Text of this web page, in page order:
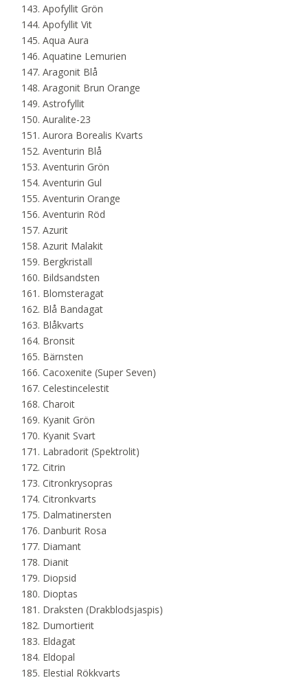
Apofyllit Grön
Apofyllit Vit
Aqua Aura
Aquatine Lemurien
Aragonit Blå
Aragonit Brun Orange
Astrofyllit
Auralite-23
Aurora Borealis Kvarts
Aventurin Blå
Aventurin Grön
Aventurin Gul
Aventurin Orange
Aventurin Röd
Azurit
Azurit Malakit
Bergkristall
Bildsandsten
Blomsteragat
Blå Bandagat
Blåkvarts
Bronsit
Bärnsten
Cacoxenite (Super Seven)
Celestincelestit
Charoit
Kyanit Grön
Kyanit Svart
Labradorit (Spektrolit)
Citrin
Citronkrysopras
Citronkvarts
Dalmatinersten
Danburit Rosa
Diamant
Dianit
Diopsid
Dioptas
Draksten (Drakblodsjaspis)
Dumortierit
Eldagat
Eldopal
Elestial Rökkvarts